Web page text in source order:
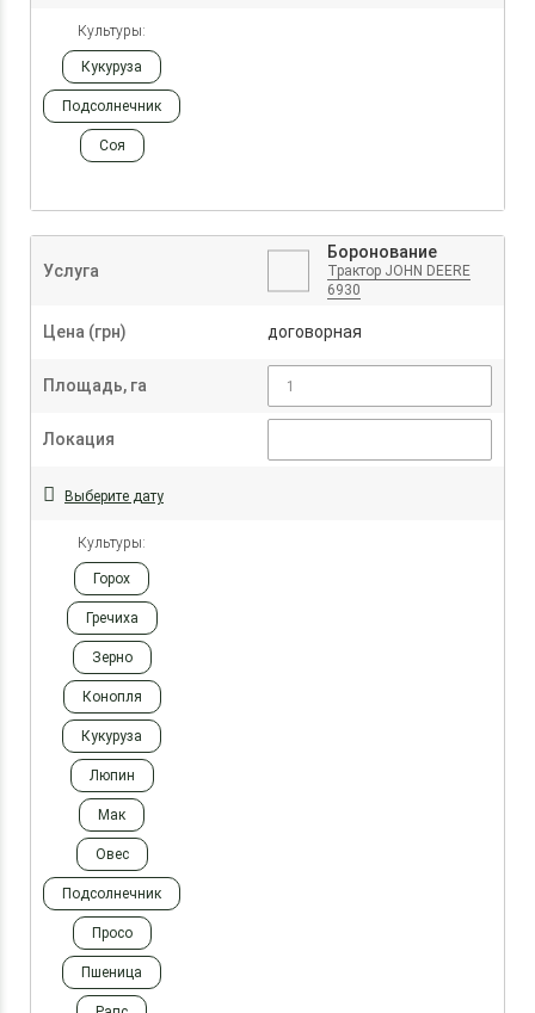
Культуры:
Кукуруза
Подсолнечник
Соя
Услуга
Боронование
Трактор JOHN DEERE
6930
Цена (грн) договорная
Площадь, га
Локация
Выберите дату
Культуры:
Горох
Гречиха
Зерно
Конопля
Кукуруза
Люпин
Мак
Овес
Подсолнечник
Просо
Пшеница